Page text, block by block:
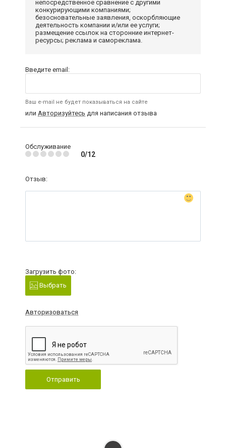
непосредственное сравнение с другими
конкурирующими компаниями;
безосновательные заявления, оскорбляющие
деятельность компании и/или ее услуги;
размещение ссылок на сторонние интернет-
ресурсы; реклама и самореклама.
Введите email:
Ваш e-mail не будет показываться на сайте
или Авторизуйтесь для написания отзыва
Обслуживание
0/12
Отзыв:
Загрузить фото:
Выбрать
Авторизоваться
Отправить